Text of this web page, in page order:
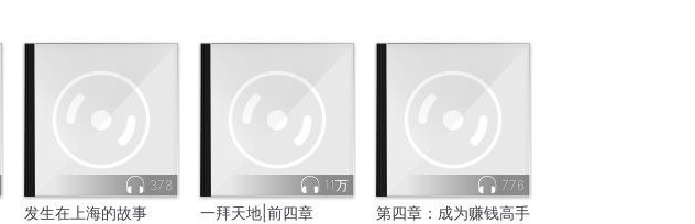
378
发生在上海的故事
11万
一拜天地|前四章
776
第四章：成为赚钱高手